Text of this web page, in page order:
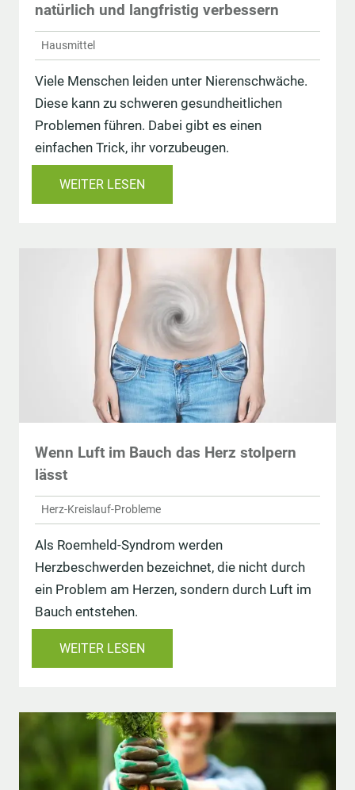
natürlich und langfristig verbessern
Hausmittel
Viele Menschen leiden unter Nierenschwäche.
Diese kann zu schweren gesundheitlichen
Problemen führen. Dabei gibt es einen
einfachen Trick, ihr vorzubeugen.
WEITER LESEN
Wenn Luft im Bauch das Herz stolpern
lässt
Herz-Kreislauf-Probleme
Als Roemheld-Syndrom werden
Herzbeschwerden bezeichnet, die nicht durch
ein Problem am Herzen, sondern durch Luft im
Bauch entstehen.
WEITER LESEN